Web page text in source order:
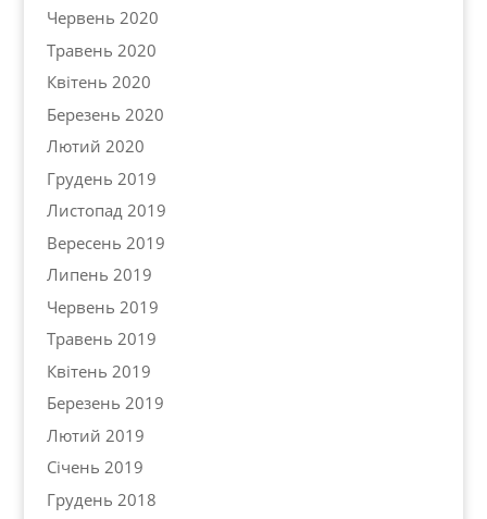
Червень 2020
Травень 2020
Квітень 2020
Березень 2020
Лютий 2020
Грудень 2019
Листопад 2019
Вересень 2019
Липень 2019
Червень 2019
Травень 2019
Квітень 2019
Березень 2019
Лютий 2019
Січень 2019
Грудень 2018